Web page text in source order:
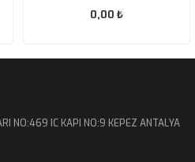
0,00 ₺
NO:469 IC KAPI NO:9 KEPEZ ANTALYA